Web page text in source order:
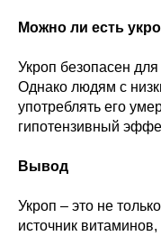
Можно ли есть
Укроп безопасен
Однако людям с
употреблять его
гипотензивный
Вывод
Укроп – это не
источник